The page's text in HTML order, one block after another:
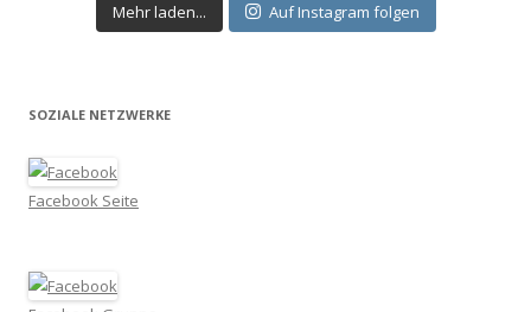
Mehr laden... Auf Instagram folgen
SOZIALE NETZWERKE
Facebook Seite